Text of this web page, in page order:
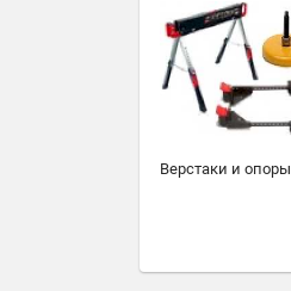
Верстаки и опоры